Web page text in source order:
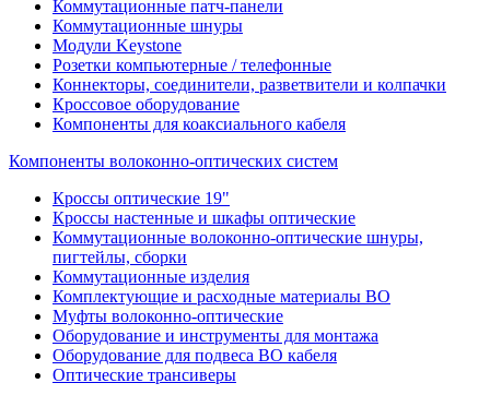
Коммутационные патч-панели
Коммутационные шнуры
Модули Keystone
Розетки компьютерные / телефонные
Коннекторы, соединители, разветвители и колпачки
Кроссовое оборудование
Компоненты для коаксиального кабеля
Компоненты волоконно-оптических систем
Кроссы оптические 19"
Кроссы настенные и шкафы оптические
Коммутационные волоконно-оптические шнуры,
пигтейлы, сборки
Коммутационные изделия
Комплектующие и расходные материалы ВО
Муфты волоконно-оптические
Оборудование и инструменты для монтажа
Оборудование для подвеса ВО кабеля
Оптические трансиверы